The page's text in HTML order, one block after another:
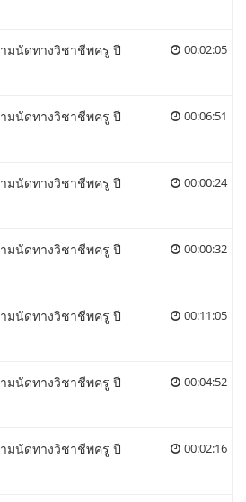
มนัดทางวิชาชีพครู ปี
00:02:05
มนัดทางวิชาชีพครู ปี
00:06:51
มนัดทางวิชาชีพครู ปี
00:00:24
มนัดทางวิชาชีพครู ปี
00:00:32
มนัดทางวิชาชีพครู ปี
00:11:05
มนัดทางวิชาชีพครู ปี
00:04:52
มนัดทางวิชาชีพครู ปี
00:02:16